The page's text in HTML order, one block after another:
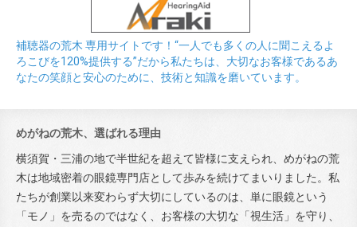
補聴器の荒木 専用サイトです！“一人でも多くの人に聞こえるよ
ろこびを120%提供する”だから私たちは、大切なお客様であるあ
なたの笑顔と安心のために、技術と知識を磨いています。
めがねの荒木、選ばれる理由
横須賀・三浦の地で半世紀を超えて皆様に支えられ、めがねの荒
木は地域密着の眼鏡専門店として歩みを続けてまいりました。私
たちが創業以来変わらず大切にしているのは、単に眼鏡という
「モノ」を売るのではなく、お客様の大切な「視生活」を守り、